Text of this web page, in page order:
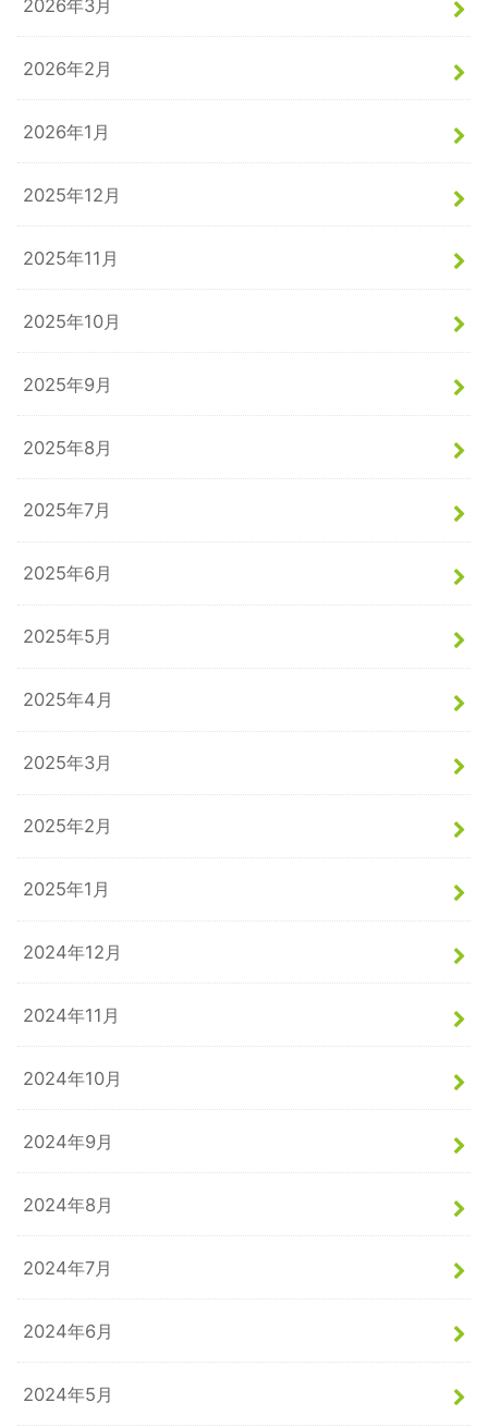
2026年3月
2026年2月
2026年1月
2025年12月
2025年11月
2025年10月
2025年9月
2025年8月
2025年7月
2025年6月
2025年5月
2025年4月
2025年3月
2025年2月
2025年1月
2024年12月
2024年11月
2024年10月
2024年9月
2024年8月
2024年7月
2024年6月
2024年5月